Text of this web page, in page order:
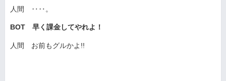
人間 ‥‥。
BOT 早く課金してやれよ！
人間 お前もグルかよ!!